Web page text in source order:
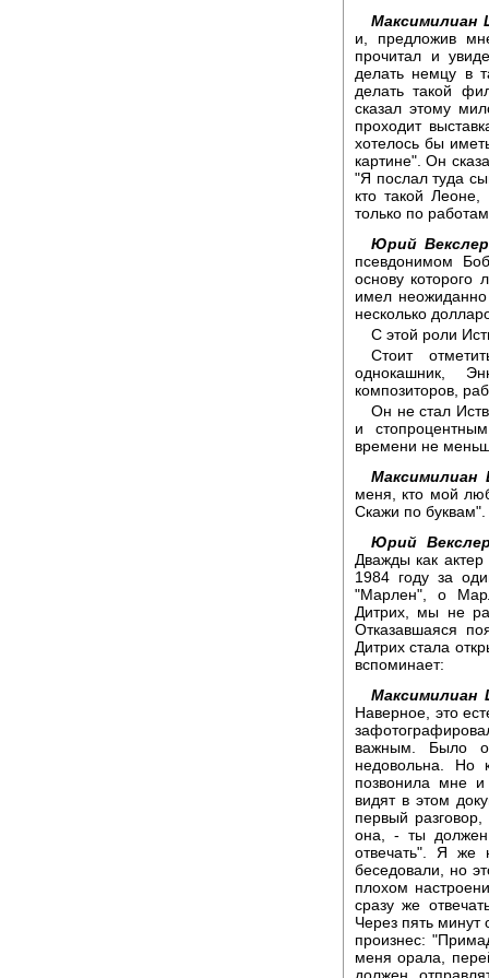
Максимилиан
и, предложив
прочитал и
делать немцу в
делать такой
сказал этому
проходит
хотелось бы
картине". Он
"Я послал туда
кто такой
только по
Юрий
псевдонимом
основу которого
имел неожиданно
несколько
С этой роли
Стоит
однокашник,
композиторов,
Он не стал
и
времени не
Максимилиан
меня, кто мой
Скажи по
Юрий
Дважды как
1984 году за
"Марлен", о
Дитрих, мы не
Отказавшаяся
Дитрих стала
вспоминает:
Максимилиан
Наверное, это
важным. Было
недовольна. Но
позвонила мне
видят в этом
первый
она, - ты
отвечать". Я же
беседовали, но
плохом
сразу же
Через пять
произнес:
меня орала,
должен